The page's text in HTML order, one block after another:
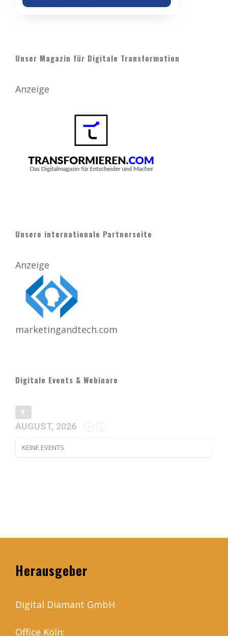
Unser Magazin für Digitale Transformation
Anzeige
Unsere internationale Partnerseite
Anzeige
marketingandtech.com
Digitale Events & Webinare
AUGUST, 2026
KEINE EVENTS
Herausgeber
Digital Diamant GmbH
Office Köln: